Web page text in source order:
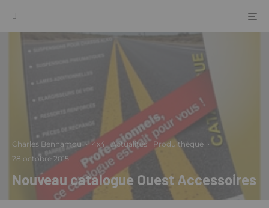
Charles Benhamou · 4x4 Actualités Produithèque ·
28 octobre 2015
Nouveau catalogue Ouest Accessoires